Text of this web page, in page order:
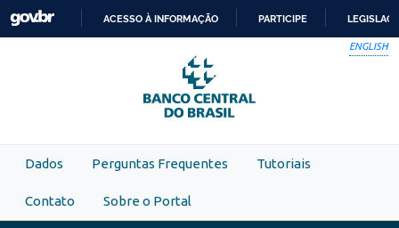
Skip to main content
PARA
O
CONTEÚDO
ACESSO À INFORMAÇÃO PARTICIPE
ENGLISH
Dados Perguntas Frequentes Tutoriais
Contato Sobre o Portal